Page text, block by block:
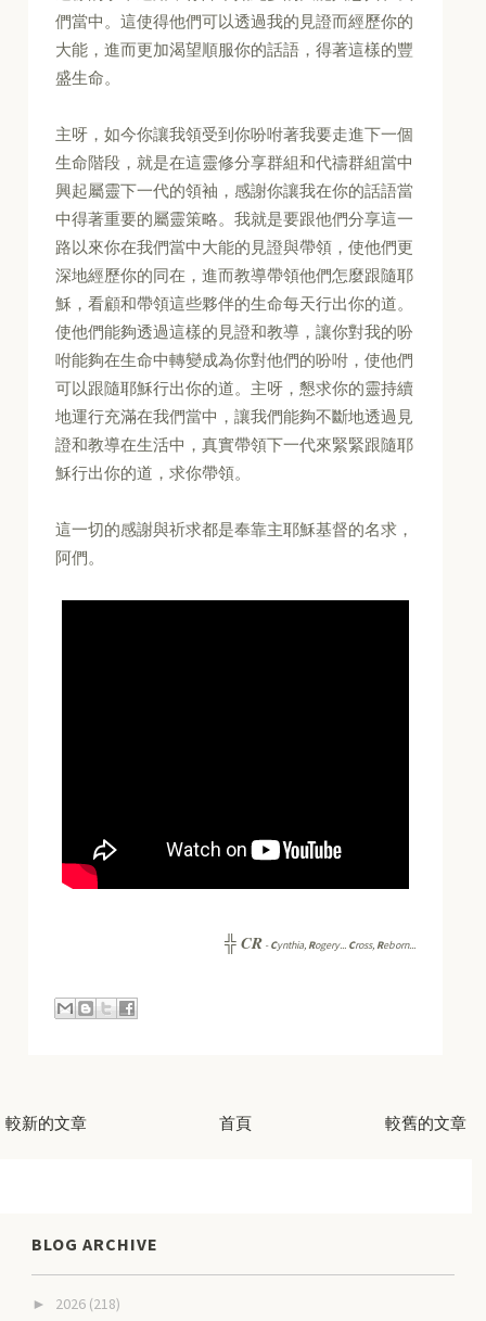
們當中。這使得他們可以透過我的見證而經歷你的
大能，進而更加渴望順服你的話語，得著這樣的豐
盛生命。
主呀，如今你讓我領受到你吩咐著我要走進下一個
生命階段，就是在這靈修分享群組和代禱群組當中
興起屬靈下一代的領袖，感謝你讓我在你的話語當
中得著重要的屬靈策略。我就是要跟他們分享這一
路以來你在我們當中大能的見證與帶領，使他們更
深地經歷你的同在，進而教導帶領他們怎麼跟隨耶
穌，看顧和帶領這些夥伴的生命每天行出你的道。
使他們能夠透過這樣的見證和教導，讓你對我的吩
咐能夠在生命中轉變成為你對他們的吩咐，使他們
可以跟隨耶穌行出你的道。主呀，懇求你的靈持續
地運行充滿在我們當中，讓我們能夠不斷地透過見
證和教導在生活中，真實帶領下一代來緊緊跟隨耶
穌行出你的道，求你帶領。
這一切的感謝與祈求都是奉靠主耶穌基督的名求，
阿們。
╬CR -Cynthia, Rogery... Cross, Reborn...
較新的文章 較舊的文章
首頁
BLOG ARCHIVE
► 2026 (218)